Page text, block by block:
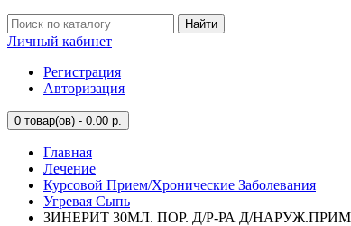
Найти
Личный кабинет
Регистрация
Авторизация
0 товар(ов) - 0.00 р.
Главная
Лечение
Курсовой Прием/Хронические Заболевания
Угревая Сыпь
ЗИНЕРИТ 30МЛ. ПОР. Д/Р-РА Д/